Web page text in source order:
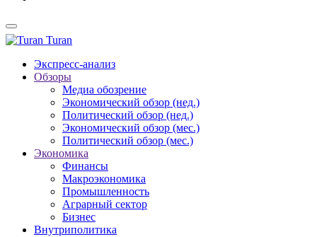
Turan
Экспресс-анализ
Обзоры
Медиа обозрение
Экономический обзор (нед.)
Политический обзор (нед.)
Экономический обзор (мес.)
Политический обзор (мес.)
Экономика
Финансы
Макроэкономика
Промышленность
Аграрный сектор
Бизнес
Внутриполитика